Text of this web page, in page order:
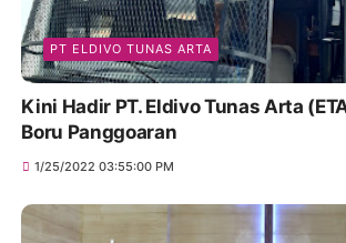
PT ELDIVO TUNAS ARTA
Kini Hadir PT. Eldivo Tunas Arta
Boru Panggoaran
1/25/2022 03:55:00 PM